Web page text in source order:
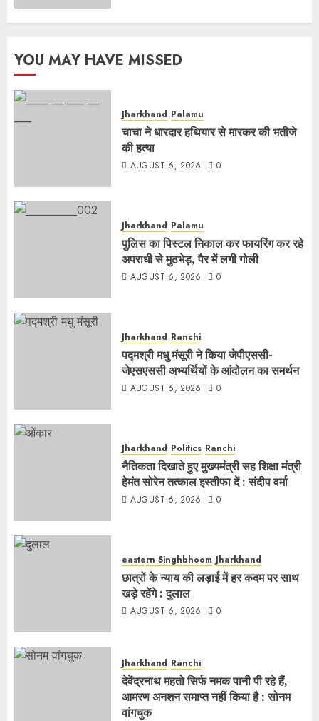
YOU MAY HAVE MISSED
Jharkhand Palamu
चाचा ने धारदार हथियार से मारकर की भतीजे
की हत्या
AUGUST 6, 2026 0
Jharkhand Palamu
पुलिस का पिस्टल निकाल कर फायरिंग कर रहे
अपराधी से मुठभेड़, पैर में लगी गोली
AUGUST 6, 2026 0
Jharkhand Ranchi
पद्मश्री मधु मंसूरी ने किया जेपीएससी-
जेएसएससी अभ्यर्थियों के आंदोलन का समर्थन
AUGUST 6, 2026 0
Jharkhand Politics Ranchi
नैतिकता दिखाते हुए मुख्यमंत्री सह शिक्षा मंत्री
हेमंत सोरेन तत्काल इस्तीफा दें : संदीप वर्मा
AUGUST 6, 2026 0
eastern Singhbhoom Jharkhand
छात्रों के न्याय की लड़ाई में हर कदम पर साथ
खड़े रहेंगे : दुलाल
AUGUST 6, 2026 0
Jharkhand Ranchi
देवेंद्रनाथ महतो सिर्फ नमक पानी पी रहे हैं,
आमरण अनशन समाप्त नहीं किया है : सोनम
वांगचुक